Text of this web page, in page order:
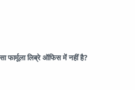
फार्मूला लिब्रे ऑफिस में नहीं है?